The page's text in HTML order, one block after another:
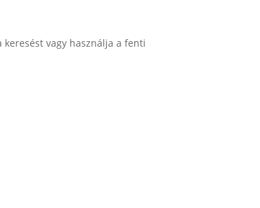
vagy használja a fenti